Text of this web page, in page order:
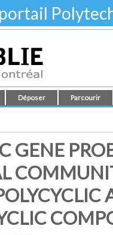
Déposer Parcourir
GENE